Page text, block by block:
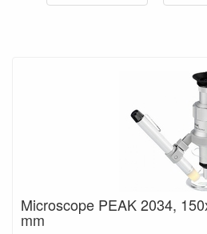
Microscope PEAK 2034,
mm